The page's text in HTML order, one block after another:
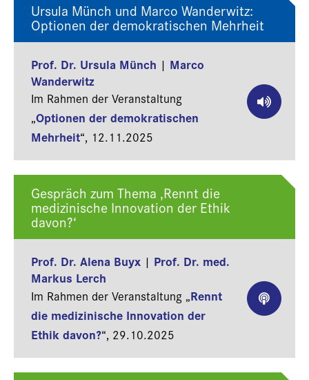
Ursula Münch und Marco Wanderwitz:
Optionen der demokratischen Mehrheit
Prof. Dr. Ursula Münch | Marco
Wanderwitz
Im Rahmen der Veranstaltung
„Optionen der demokratischen
Mehrheit“, 12.11.2025
Gespräch zum Thema ‚Rennt die
medizinische Innovation der Ethik
davon?‘
Prof. Dr. Alena Buyx | Prof. Dr. med.
Markus Lerch
Im Rahmen der Veranstaltung „Rennt
die medizinische Innovation der
Ethik davon?“, 29.10.2025